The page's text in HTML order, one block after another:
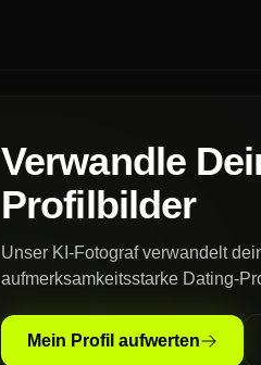
Verwandle
Profilbilder
Unser KI-Fotograf verwandelt
aufmerksamkeitsstarke Dating-
Mein Profil aufwerten